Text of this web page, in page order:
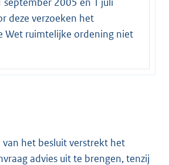
deze verzoeken het
Wet ruimtelijke ordening niet
het besluit verstrekt het
advies uit te brengen, tenzij